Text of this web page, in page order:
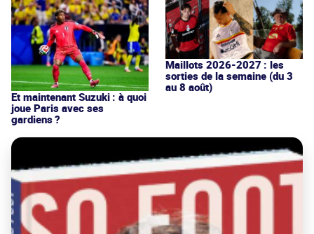
Et maintenant Suzuki : à quoi
joue Paris avec ses
gardiens ?
Maillots 2026-2027 : les
sorties de la semaine (du 3
au 8 août)